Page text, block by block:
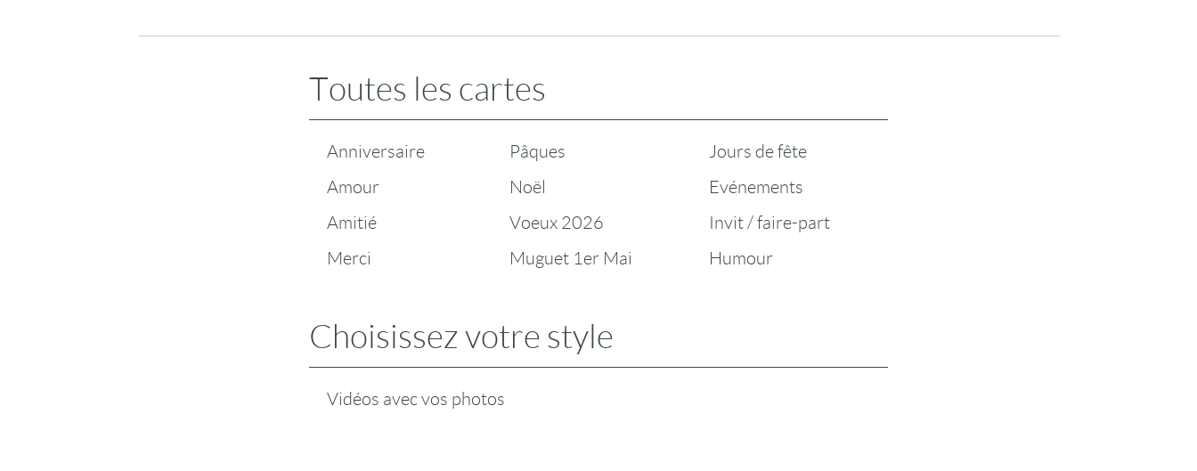
Toutes les cartes
Anniversaire
Amour
Amitié
Merci
Pâques
Noël
Voeux 2026
Muguet 1er Mai
Jours de fête
Evénements
Invit / faire-part
Humour
Choisissez votre style
Vidéos avec vos photos